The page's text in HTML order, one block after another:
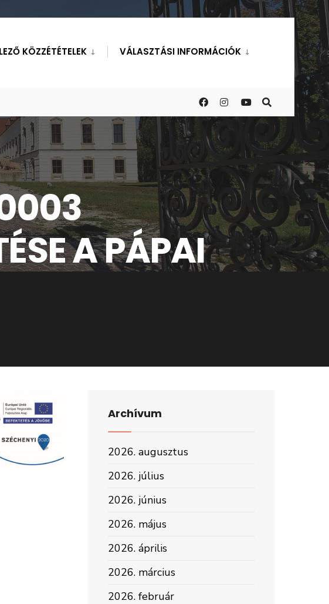
KÖZZÉTÉTELEK VÁLASZTÁSI INFORMÁCIÓK
A PÁPAI
Archívum
2026. augusztus
2026. július
2026. június
2026. május
2026. április
2026. március
2026. február